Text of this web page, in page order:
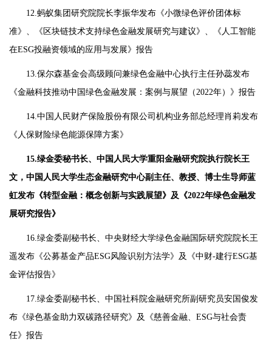
12.蚂蚁集团研究院院长李振华发布《小微绿色评价团体标
准》、《区块链技术支持绿色金融发展研究与建议》、《人工智能
在ESG投融资领域的应用与发展》报告
13.保尔森基金会高级顾问兼绿色金融中心执行主任孙蕊发布
《金融科技推动中国绿色金融发展：案例与展望（2022年）》报告
14.中国人民财产保险股份有限公司机构业务部总经理肖莉发布
《人保财险绿色能源保障方案》
15.绿金委秘书长、中国人民大学重阳金融研究院执行院长王
文，中国人民大学生态金融研究中心副主任、教授、博士生导师蓝
虹发布《转型金融：概念创新与实践展望》及《2022年绿色金融发
展研究报告》
16.绿金委副秘书长、中央财经大学绿色金融国际研究院院长王
遥发布《公募基金产品ESG风险识别方法学》及《中财-建行ESG基
金评估报告》
17.绿金委副秘书长、中国社科院金融研究所副研究员安国俊发
布《绿色基金助力双碳路径研究》及《慈善金融、ESG与社会责
任》报告